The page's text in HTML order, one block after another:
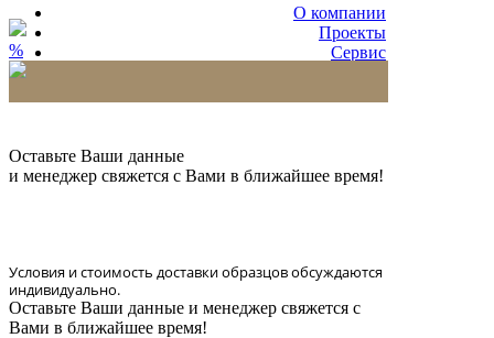
О компании
Проекты
Сервис
%
Оставьте Ваши данные
и менеджер свяжется с Вами в ближайшее время!
Условия и стоимость доставки образцов обсуждаются
индивидуально.
Оставьте Ваши данные и менеджер свяжется с
Вами в ближайшее время!